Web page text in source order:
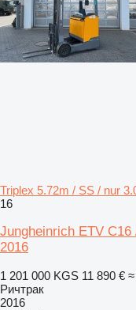
Triplex 5.72m / SS / nur
16
Jungheinrich ETV
2016
1 201 000 KGS 11 890 €
Ричтрак
2016